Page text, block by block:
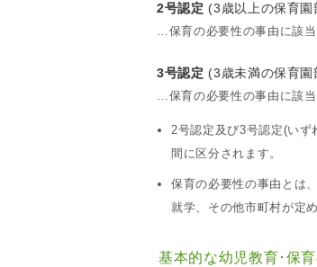
2号認定 (3歳以上の保育園
…保育の必要性の事由に該
3号認定 (3歳未満の保育園
…保育の必要性の事由に該
2号認定及び3号認定(い
間に区分されます。
保育の必要性の事由とは
就学、その他市町村が定
基本的な幼児教育･保